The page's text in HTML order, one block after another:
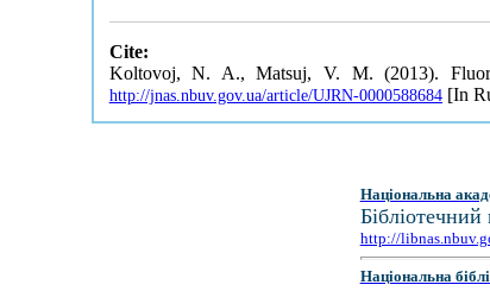
Cite:
Koltovoj, N. A., Matsuj, V. M. (2013).
http://jnas.nbuv.gov.ua/article/UJRN-0000588684[In
Національна
http://
Національна